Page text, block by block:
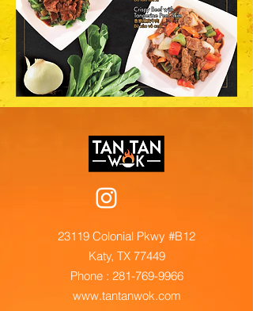
23119 Colonial Pkwy #B12
Katy, TX 77449
Phone : 281-769-9966
www.tantanwok.com